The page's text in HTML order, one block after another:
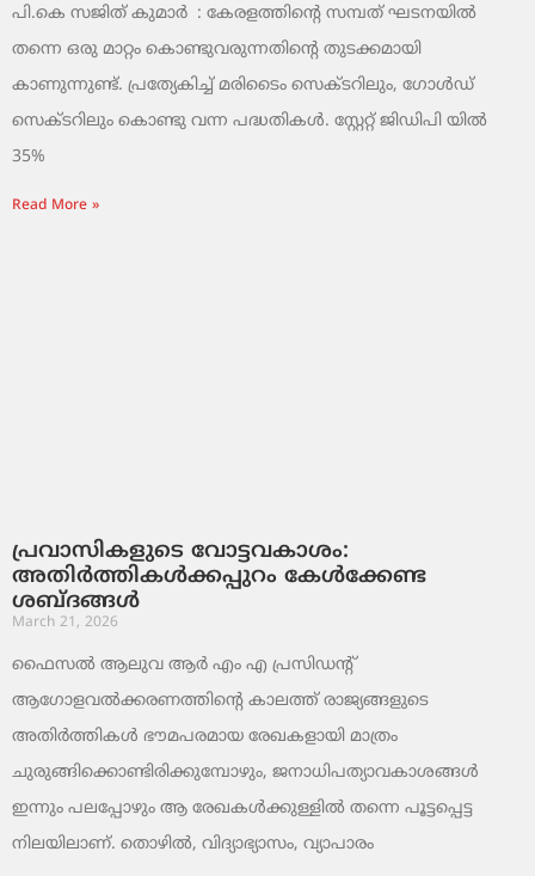
പി.കെ സജിത് കുമാര്‍ : കേരളത്തിന്റെ സമ്പത് ഘടനയിൽ
തന്നെ ഒരു മാറ്റം കൊണ്ടുവരുന്നതിന്റെ തുടക്കമായി
കാണുന്നുണ്ട്. പ്രത്യേകിച്ച് മരിടൈം സെക്ടറിലും, ഗോൾഡ്
സെക്ടറിലും കൊണ്ടു വന്ന പദ്ധതികൾ. സ്റ്റേറ്റ് ജിഡിപി യിൽ
35%
Read More »
പ്രവാസികളുടെ വോട്ടവകാശം:
അതിർത്തികൾക്കപ്പുറം കേൾക്കേണ്ട
ശബ്ദങ്ങൾ
March 21, 2026
ഫൈസൽ ആലുവ ആർ എം എ പ്രസിഡന്റ്
ആഗോളവൽക്കരണത്തിന്റെ കാലത്ത് രാജ്യങ്ങളുടെ
അതിർത്തികൾ ഭൗമപരമായ രേഖകളായി മാത്രം
ചുരുങ്ങിക്കൊണ്ടിരിക്കുമ്പോഴും, ജനാധിപത്യാവകാശങ്ങൾ
ഇന്നും പലപ്പോഴും ആ രേഖകൾക്കുള്ളിൽ തന്നെ പൂട്ടപ്പെട്ട
നിലയിലാണ്. തൊഴിൽ, വിദ്യാഭ്യാസം, വ്യാപാരം